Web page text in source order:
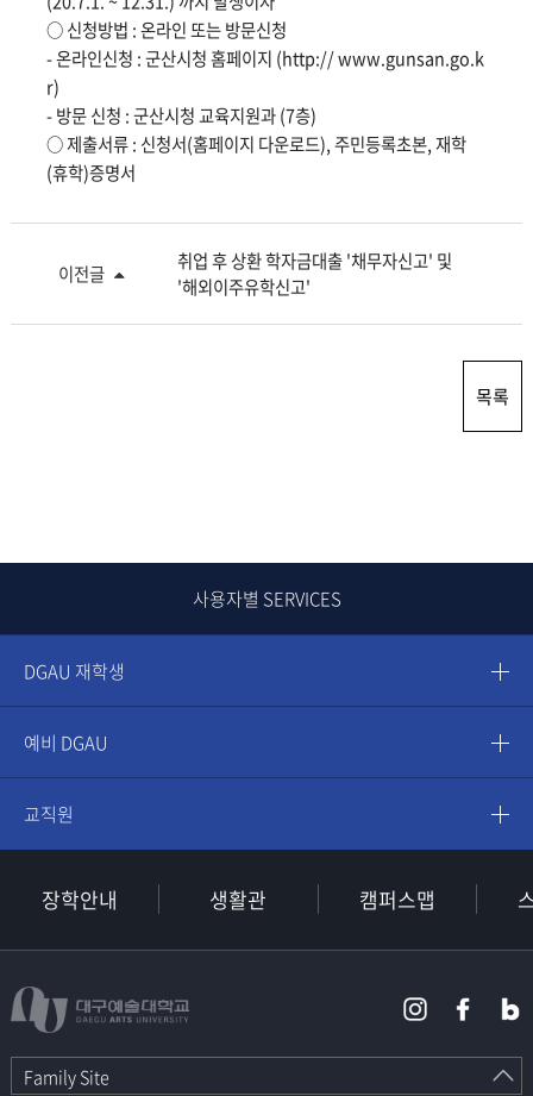
○ 신청방법 : 온라인 또는 방문신청
- 온라인신청 : 군산시청 홈페이지 (http:// www.gunsan.go.k
r)
- 방문 신청 : 군산시청 교육지원과 (7층)
○ 제출서류 : 신청서(홈페이지 다운로드), 주민등록초본, 재학
(휴학)증명서
이전글
취업 후 상환 학자금대출 '채무자신고' 및
'해외이주유학신고'
목록
사용자별 SERVICES
DGAU 재학생
예비 DGAU
교직원
장학안내 생활관 캠퍼스맵
Family Site